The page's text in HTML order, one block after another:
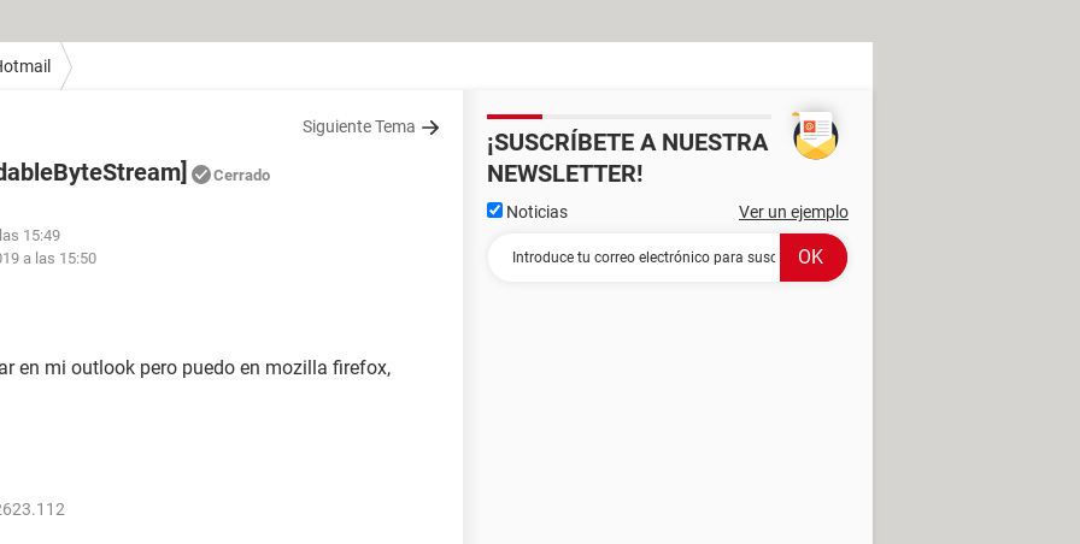
Siguiente Tema
Cerrado
15:49
a las 15:50
en mi outlook pero puedo en mozilla firefox,
¡SUSCRÍBETE A NUESTRA
NEWSLETTER!
Noticias Ver un ejemplo